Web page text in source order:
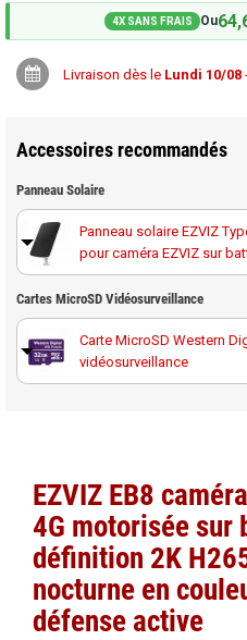
4X SANS FRAIS Ou
Livraison dès le Lundi 10/08
Accessoires recommandés
Panneau Solaire
Panneau solaire EZVIZ
pour caméra EZVIZ sur
Panneau solaire EZVIZ
rendement 6 W pour
Cartes MicroSD Vidéosurveillance
Carte MicroSD Western
vidéosurveillance
vidéosurveillance
Carte MicroSD Western
vidéosurveillance
EZVIZ EB8
4G motorisée sur
définition 2K
nocturne en
défense active